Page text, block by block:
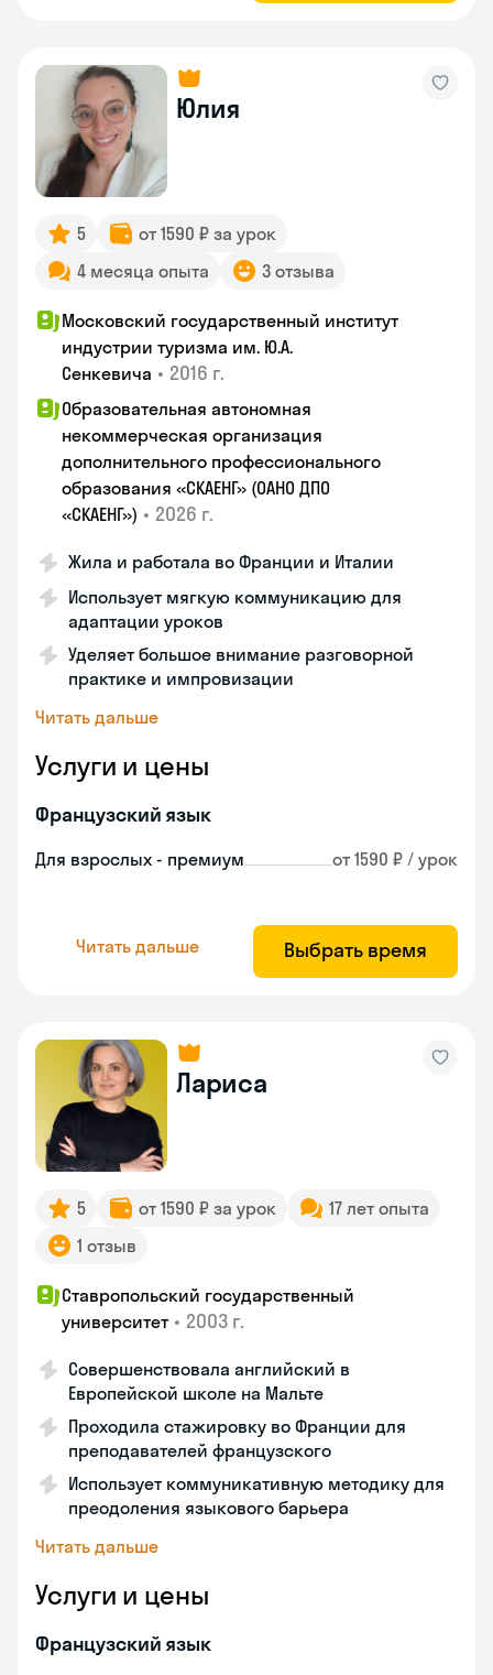
Юлия
5
от 1590 ₽ за урок
4 месяца опыта
3 отзыва
Московский государственный институт
индустрии туризма им. Ю.А.
Сенкевича • 2016 г.
Образовательная автономная
некоммерческая организация
дополнительного профессионального
образования «СКАЕНГ» (ОАНО ДПО
«СКАЕНГ») • 2026 г.
Жила и работала во Франции и Италии
Использует мягкую коммуникацию для
адаптации уроков
Уделяет большое внимание разговорной
практике и импровизации
Читать дальше
Услуги и цены
Французский язык
Для взрослых - премиум от 1590 ₽ / урок
Читать дальше Выбрать время
Лариса
5 от 1590 ₽ за урок
17 лет опыта
1 отзыв
Ставропольский государственный
университет • 2003 г.
Совершенствовала английский в
Европейской школе на Мальте
Проходила стажировку во Франции для
преподавателей французского
Использует коммуникативную методику для
преодоления языкового барьера
Читать дальше
Услуги и цены
Французский язык